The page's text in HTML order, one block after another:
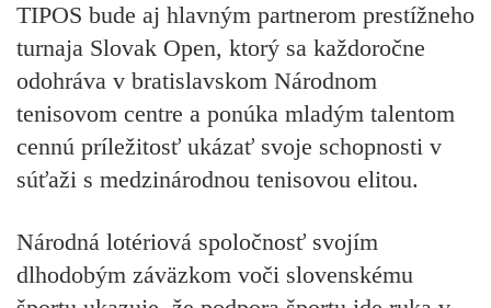
TIPOS bude aj hlavným partnerom prestížneho
turnaja Slovak Open, ktorý sa každoročne
odohráva v bratislavskom Národnom
tenisovom centre a ponúka mladým talentom
cennú príležitosť ukázať svoje schopnosti v
súťaži s medzinárodnou tenisovou elitou.
Národná lotériová spoločnosť svojím
dlhodobým záväzkom voči slovenskému